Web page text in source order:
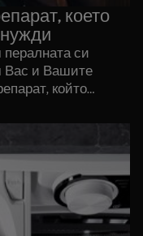
което
си
Вас и Вашите
който
подходящо